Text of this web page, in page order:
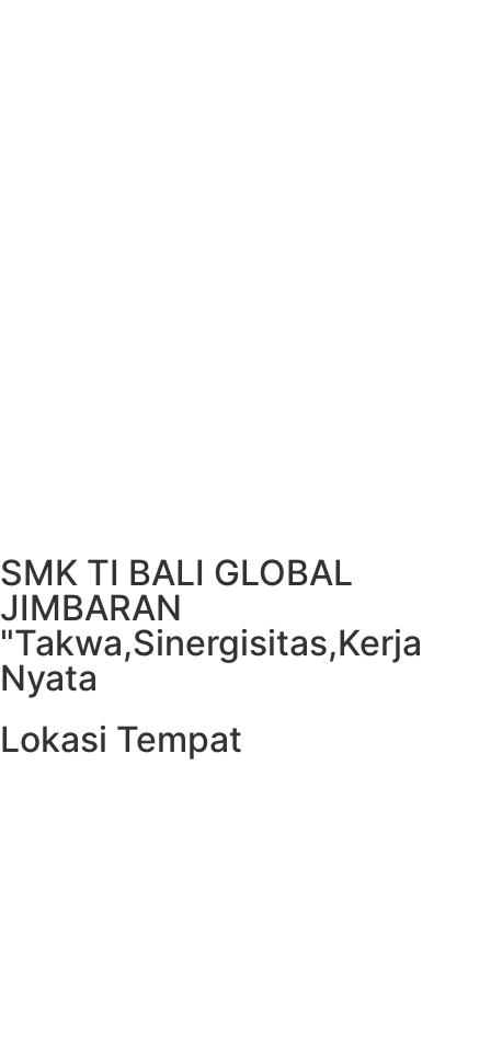
SMK TI BALI GLOBAL
JIMBARAN
"Takwa,Sinergisitas,Kerja
Nyata
Lokasi Tempat